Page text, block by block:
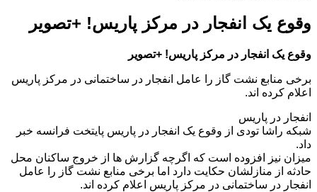
وقوع یک انفجار در مرکز پاریس! +تصویر
وقوع یک انفجار در مرکز پاریس! +تصویر
برخی منابع نشت گاز را عامل انفجار در ساختمانی در مرکز پاریس
اعلام کرده اند.
انفجار در پاریس
شبکه راشا تودی از وقوع یک انفجار در پاریس پایتخت فرانسه خبر
داد.
میزان نیز افزوده است که اگرچه گزارش ها از خروج ساکنان محل
حادثه از منازلشان حکایت دارد اما برخی منابع نشت گاز را عامل
انفجار در ساختمانی در مرکز پاریس اعلام کرده اند.